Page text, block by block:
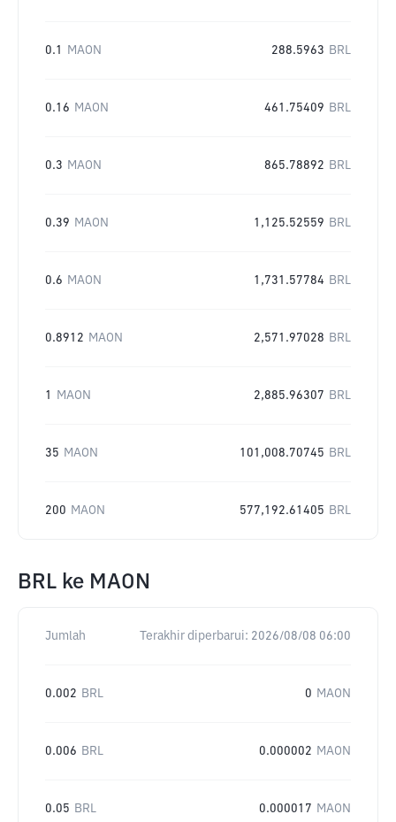
0.1 MAON 288.5963 BRL
0.16 MAON 461.75409 BRL
0.3 MAON 865.78892 BRL
0.39 MAON 1,125.52559 BRL
0.6 MAON 1,731.57784 BRL
0.8912 MAON 2,571.97028 BRL
1 MAON 2,885.96307 BRL
35 MAON 101,008.70745 BRL
200 MAON 577,192.61405 BRL
BRL ke MAON
Jumlah Terakhir diperbarui: 2026/08/08 06:00
0.002 BRL 0 MAON
0.006 BRL 0.000002 MAON
0.05 BRL 0.000017 MAON